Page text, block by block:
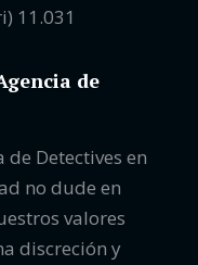
11.031
de
Detectives en
no dude en
valores
discreción y